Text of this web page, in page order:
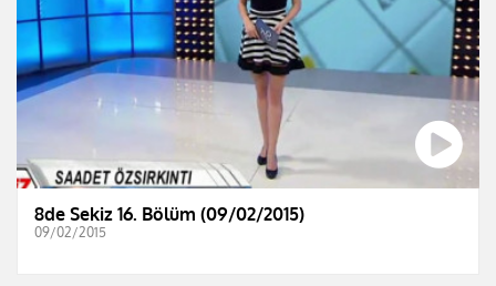
8de Sekiz 16. Bölüm (09/02/2015)
09/02/2015